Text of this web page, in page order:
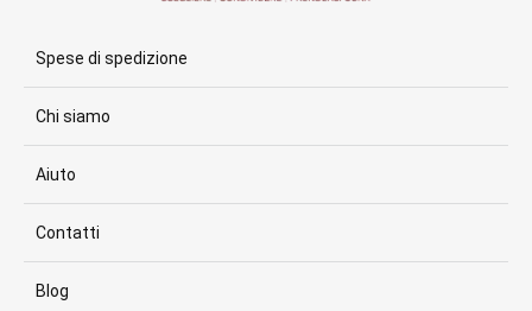
Spese di spedizione
Chi siamo
Aiuto
Contatti
Blog